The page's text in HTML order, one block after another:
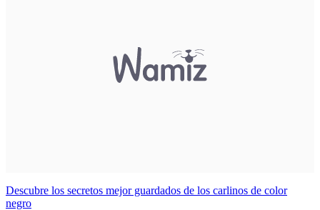
Descubre los secretos mejor guardados de los carlinos de color
negro